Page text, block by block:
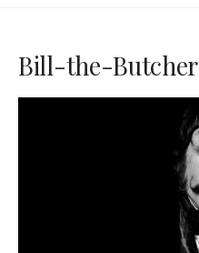
Bill-the-Butcher